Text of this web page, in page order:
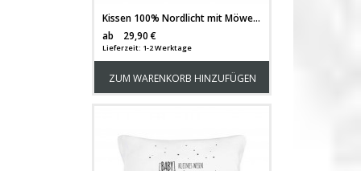
Kissen 100% Nordlicht mit Möwe inklusive Füllung k11
ab
29,90 €
Lieferzeit: 1-2 Werktage
ZUM WARENKORB HINZUFÜGEN